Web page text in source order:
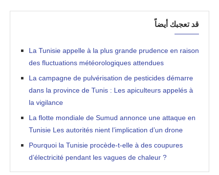
قد تعجبك أيضاً
La Tunisie appelle à la plus grande prudence en raison
des fluctuations météorologiques attendues
La campagne de pulvérisation de pesticides démarre
dans la province de Tunis : Les apiculteurs appelés à
la vigilance
La flotte mondiale de Sumud annonce une attaque en
Tunisie Les autorités nient l’implication d’un drone
Pourquoi la Tunisie procède-t-elle à des coupures
d’électricité pendant les vagues de chaleur ?